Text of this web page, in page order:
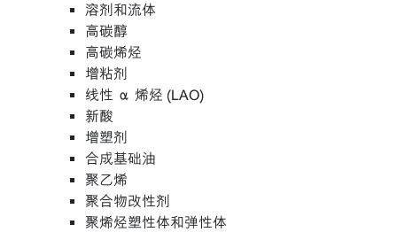
溶剂和流体
高碳醇
高碳烯烃
增粘剂
线性 α 烯烃 (LAO)
新酸
增塑剂
合成基础油
聚乙烯
聚合物改性剂
聚烯烃塑性体和弹性体